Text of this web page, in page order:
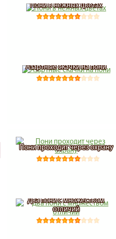
Пони в нежных цветах
Азартные скачки на пони
Пони проходит через охрану
Два пони с множеством
отличий